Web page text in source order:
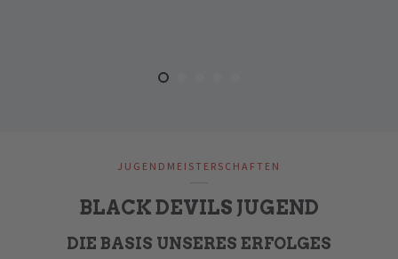
JUGENDMEISTERSCHAFTEN
BLACK DEVILS JUGEND
DIE BASIS UNSERES ERFOLGES